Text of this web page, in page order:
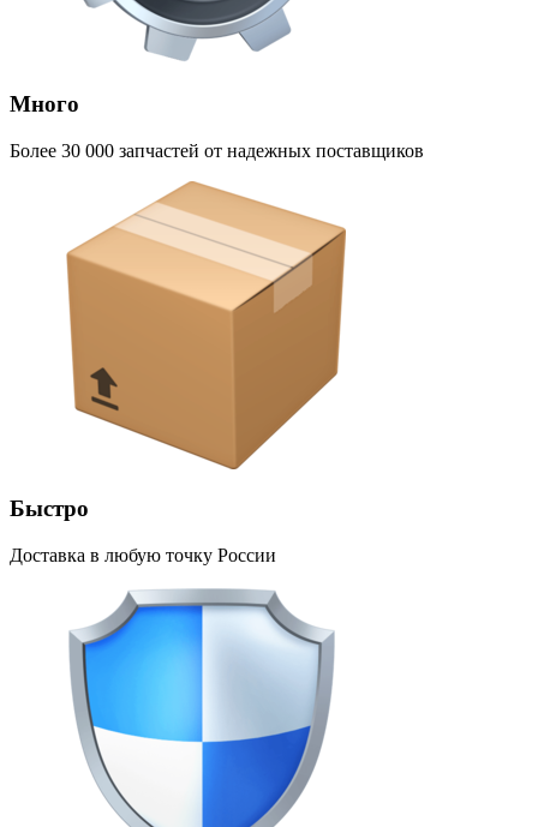
Много
Более 30 000 запчастей от надежных поставщиков
Быстро
Доставка в любую точку России